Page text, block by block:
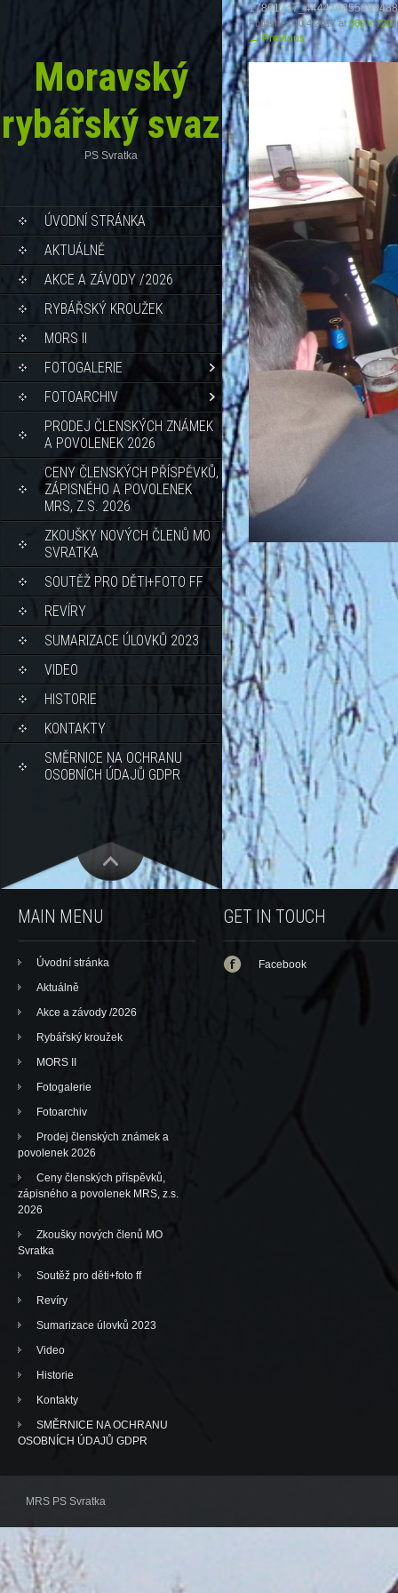
Moravský
rybářský svaz
PS Svratka
ÚVODNÍ STRÁNKA
AKTUÁLNĚ
AKCE A ZÁVODY /2026
RYBÁŘSKÝ KROUŽEK
MORS II
FOTOGALERIE
FOTOARCHIV
PRODEJ ČLENSKÝCH ZNÁMEK
A POVOLENEK 2026
CENY ČLENSKÝCH PŘÍSPĚVKŮ,
ZÁPISNÉHO A POVOLENEK
MRS, Z.S. 2026
ZKOUŠKY NOVÝCH ČLENŮ MO
SVRATKA
SOUTĚŽ PRO DĚTI+FOTO FF
REVÍRY
SUMARIZACE ÚLOVKŮ 2023
VIDEO
HISTORIE
KONTAKTY
SMĚRNICE NA OCHRANU
OSOBNÍCH ÚDAJŮ GDPR
Published10.4.2017at960 × 720
←Previous
MAIN MENU
Úvodní stránka
Aktuálně
Akce a závody /2026
Rybářský kroužek
MORS II
Fotogalerie
Fotoarchiv
Prodej členských známek a
povolenek 2026
Ceny členských příspěvků,
zápisného a povolenek MRS, z.s.
2026
Zkoušky nových členů MO
Svratka
Soutěž pro děti+foto ff
Revíry
Sumarizace úlovků 2023
Video
Historie
Kontakty
SMĚRNICE NA OCHRANU
OSOBNÍCH ÚDAJŮ GDPR
GET IN TOUCH
Facebook
MRS PS Svratka